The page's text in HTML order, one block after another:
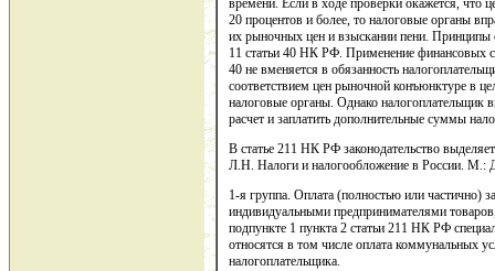
времени. Если в ходе проверки окажется, что
20 процентов и более, то налоговые органы
их рыночных цен и взыскании пени.
11 статьи 40 НК РФ. Применение финансовых
40 не вменяется в обязанность
соответствием цен рыночной конъюнктуре в
налоговые органы. Однако налогоплательщик
расчет и заплатить дополнительные суммы
В статье 211 НК РФ законодательство
Л.Н. Налоги и налогообложение в России. М.:
1-я группа. Оплата (полностью или частично)
индивидуальными предпринимателями
подпункте 1 пункта 2 статьи 211 НК РФ
относятся в том числе оплата коммунальных
налогоплательщика.